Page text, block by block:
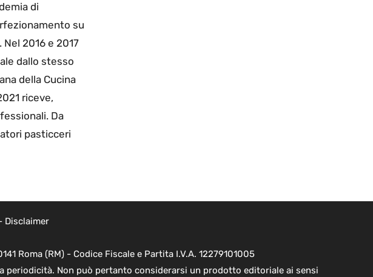
di
su
2016 e 2017
dallo stesso
della Cucina
riceve,
Da
pasticceri
Disclaimer
Roma (RM) - Codice Fiscale e Partita I.V.A. 12279101005
periodicità. Non può pertanto considerarsi un prodotto editoriale ai sensi